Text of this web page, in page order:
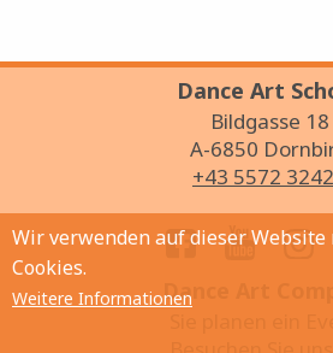
Dance Art
Bildgasse 18
A-6850
+43 5572
Dance Art
Wir verwenden auf dieser
Cookies.
Weitere Informationen